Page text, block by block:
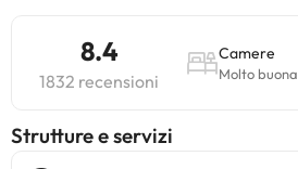
8.4
1832 recensioni
Camere
Molto buona
​Strutture e servizi